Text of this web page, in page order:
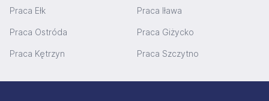
Praca Ełk Praca Iława
Praca Ostróda Praca Giżycko
Praca Kętrzyn Praca Szczytno